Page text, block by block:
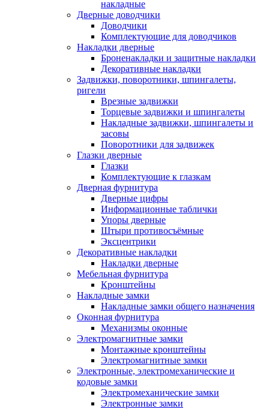
накладные
Дверные доводчики
Доводчики
Комплектующие для доводчиков
Накладки дверные
Броненакладки и защитные накладки
Декоративные накладки
Задвижки, поворотники, шпингалеты,
ригели
Врезные задвижки
Торцевые задвижки и шпингалеты
Накладные задвижки, шпингалеты и
засовы
Поворотники для задвижек
Глазки дверные
Глазки
Комплектующие к глазкам
Дверная фурнитура
Дверные цифры
Информационные таблички
Упоры дверные
Штыри противосъёмные
Эксцентрики
Декоративные накладки
Накладки дверные
Мебельная фурнитура
Кронштейны
Накладные замки
Накладные замки общего назначения
Оконная фурнитура
Механизмы оконные
Электромагнитные замки
Монтажные кронштейны
Электромагнитные замки
Электронные, электромеханические и
кодовые замки
Электромеханические замки
Электронные замки